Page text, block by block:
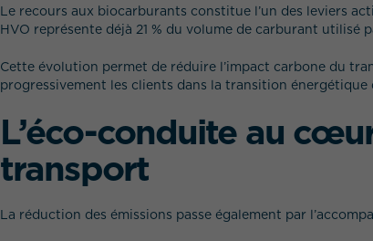
Le recours aux biocarburants constitue l’un des leviers
HVO représente déjà 21 % du volume de carburant utilisé
Cette évolution permet de réduire l’impact carbone du
progressivement les clients dans la transition énergétique
L’éco-conduite au
transport
La réduction des émissions passe également par